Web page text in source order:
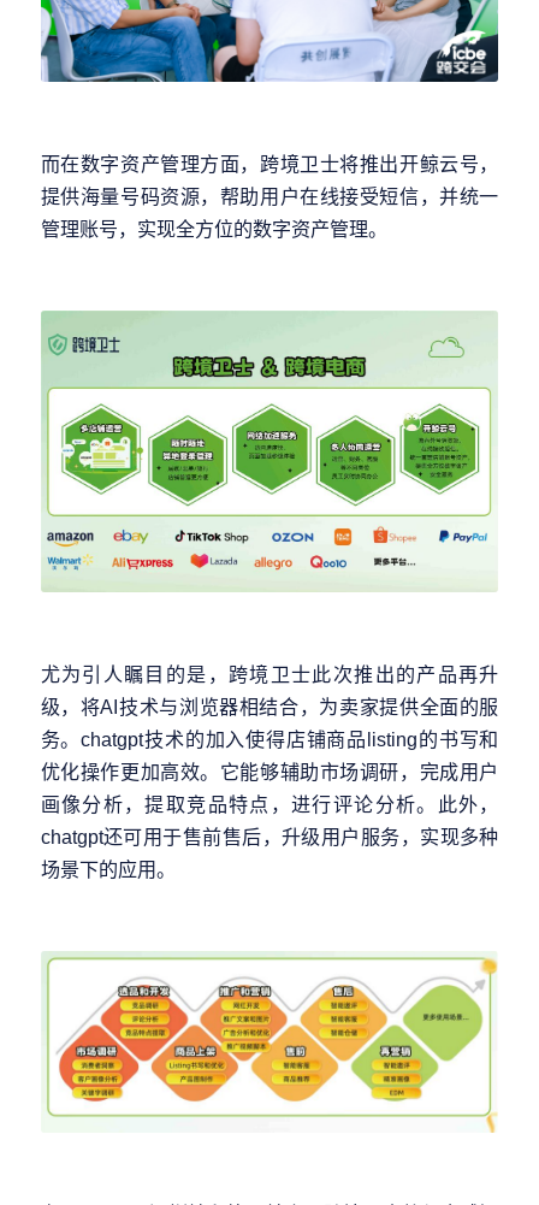
而在数字资产管理方面，跨境卫士将推出开鲸云号，
提供海量号码资源，帮助用户在线接受短信，并统一
管理账号，实现全方位的数字资产管理。
尤为引人瞩目的是，跨境卫士此次推出的产品再升
级，将AI技术与浏览器相结合，为卖家提供全面的服
务。chatgpt技术的加入使得店铺商品listing的书写和
优化操作更加高效。它能够辅助市场调研，完成用户
画像分析，提取竞品特点，进行评论分析。此外，
chatgpt还可用于售前售后，升级用户服务，实现多种
场景下的应用。